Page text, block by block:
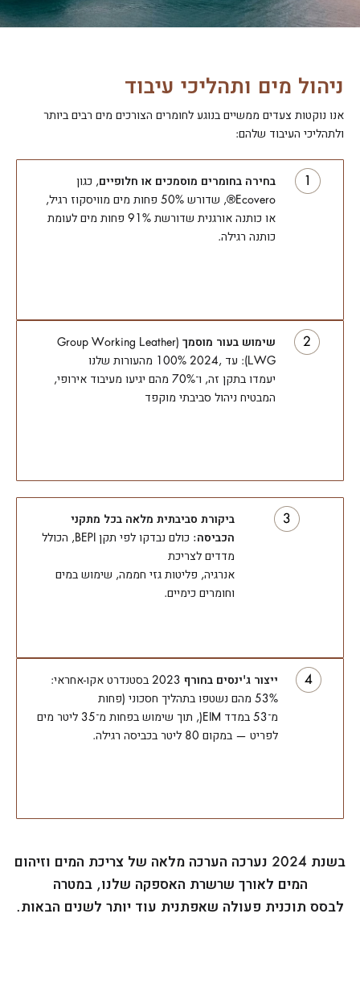
ניהול מים ותהליכי עיבוד
אנו נוקטות צעדים ממשיים בנוגע לחומרים הצורכים מים רבים ביותר
ולתהליכי העיבוד שלהם:
בחירה בחומרים מוסמכים או חלופיים, כגון
Ecovero®, שדורש 50% פחות מים מוויסקוז רגיל,
או כותנה אורגנית שדורשת 91% פחות מים לעומת
כותנה רגילה.
שימוש בעור מוסמך (Group Working Leather
(LWG: עד ,2024 100% מהעורות שלנו
יעמדו בתקן זה, ו־70% מהם יגיעו מעיבוד אירופי,
המבטיח ניהול סביבתי מוקפד
ביקורת סביבתית מלאה בכל מתקני
הכביסה:
כולם נבדקו לפי תקן BEPI, הכולל
מדדים לצריכת
אנרגיה, פליטות גזי חממה, שימוש במים
וחומרים כימיים.
ייצור ג'ינסים בחורף
2023 בסטנדרט אקו-אחראי:
53% מהם נשטפו בתהליך חסכוני (פחות
מ־53 במדד EIM(, תוך שימוש בפחות מ־35 ליטר מים
לפריט — במקום 80 ליטר בכביסה רגילה.
בשנת 2024 נערכה הערכה מלאה של צריכת המים וזיהום
המים לאורך שרשרת האספקה שלנו, במטרה
לבסס תוכנית פעולה שאפתנית עוד יותר לשנים הבאות.